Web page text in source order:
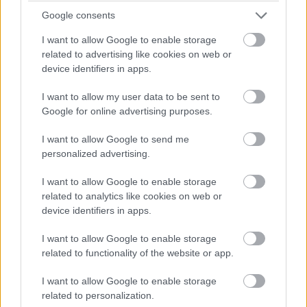
Google consents
I want to allow Google to enable storage
related to advertising like cookies on web or
device identifiers in apps.
I want to allow my user data to be sent to
Google for online advertising purposes.
I want to allow Google to send me
personalized advertising.
I want to allow Google to enable storage
related to analytics like cookies on web or
device identifiers in apps.
I want to allow Google to enable storage
related to functionality of the website or app.
I want to allow Google to enable storage
related to personalization.
Felgyorsult világunkban temérdek platformon keresztül
zúdulnak ránk a tartalmak. Bár a mozik is újra erőre
kaptak a koronavírus-járvány alatti leállások után, a
pandémiának köszönhetően az otthonról élvezhető
valaha. A streaming piac egyre kiélezettebbé válik a
szegmenst uraló nagyágyúk csatározásával (mint az
HBO Max, a Netflix, a Disney+ és az Amazon Prime), a
feltörekvő titánokkal (például az Apple TV+ és a
egy szeletet a tortából (lásd a hamarosan debütáló
SkyShowtime-ot).
Ember legyen a talpán, aki képes lépést tartani azzal,
hogy melyik streaming szolgáltatásban mit érdemes
több előfizetés esetén melyik felületen milyen
sorozatokat kezdtünk el, és hol tartunk az aktuális